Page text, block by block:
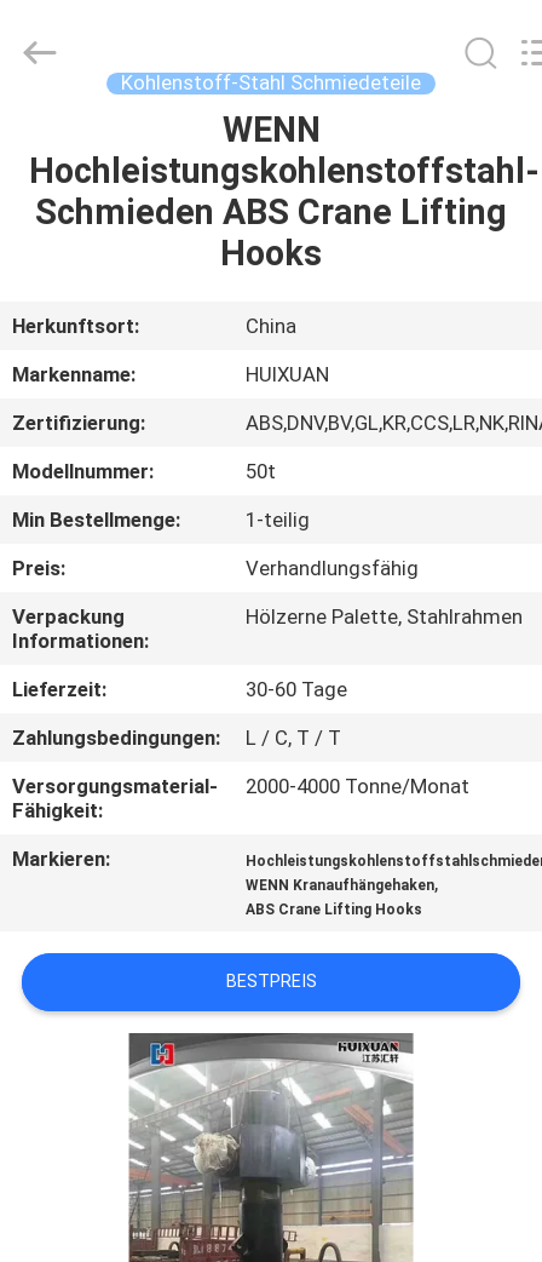
PRODUKTE
ÜBER
FABRIK-
AUSFLUG
QUALITÄTSKONTROLLE
SITEMAP
PRIVACY
POLICY
ENERGY
EQUIPMENT
Kohlenstoff-Stahl Schmiedeteile
WENN
Hochleistungskohlenstoffstahl-
Schmieden ABS Crane Lifting
Hooks
Herkunftsort:
China
Markenname:
HUIXUAN
Zertifizierung:
Modellnummer:
50t
Min Bestellmenge:
1-teilig
Preis:
Verhandlungsfähig
Verpackung
Informationen:
Hölzerne Palette, Stahlrahmen
Lieferzeit:
30-60 Tage
Zahlungsbedingungen:
L / C, T / T
Versorgungsmaterial-
Fähigkeit:
2000-4000 Tonne/Monat
Markieren:
WENN Kranaufhängehaken,
ABS Crane Lifting Hooks
BESTPREIS